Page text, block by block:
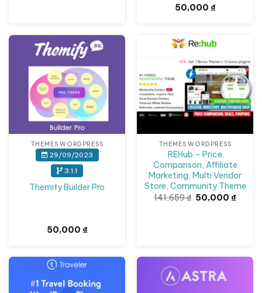
50,000 ₫
THEMES WORDPRESS
29/09/2023
3.1.1
Themify Builder Pro
50,000 ₫
Giảm giá!
THEMES WORDPRESS
REHub – Price
Comparison, Affiliate
Marketing, Multi Vendor
Store, Community Theme
141,659₫ Giá
gốc
50,000₫Giá